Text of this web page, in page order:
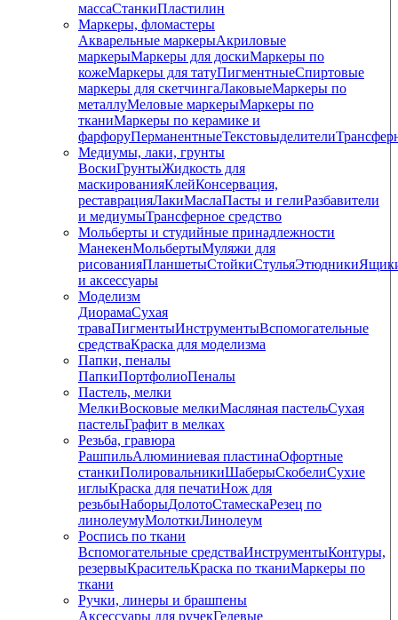
массаСтанкиПластилин
Маркеры, фломастеры
Акварельные маркерыАкриловые
маркерыМаркеры для доскиМаркеры по
кожеМаркеры для татуПигментныеCпиртовые
маркеры для скетчингаЛаковыеМаркеры по
металлуМеловые маркерыМаркеры по
тканиМаркеры по керамике и
фарфоруПерманентныеТекстовыделители
Медиумы, лаки, грунты
ВоскиГрунтыЖидкость для
маскированияКлейКонсервация,
реставрацияЛакиМаслаПасты и гелиРазбавители
и медиумыТрансферное средство
Мольберты и студийные принадлежности
МанекенМольбертыМуляжи для
рисованияПланшетыСтойкиСтульяЭтюдники
и аксессуары
Моделизм
ДиорамаСухая
траваПигментыИнструментыВспомогательные
средстваКраска для моделизма
Папки, пеналы
ПапкиПортфолиоПеналы
Пастель, мелки
МелкиВосковые мелкиМасляная пастельСухая
пастельГрафит в мелках
Резьба, гравюра
РашпильАлюминиевая пластинаОфортные
станкиПолировальникиШаберыСкобелиСухие
иглыКраска для печатиНож для
резьбыНаборыДолотоСтамескаРезец по
линолеумуМолоткиЛинолеум
Роспись по ткани
Вспомогательные средстваИнструментыКонтуры,
резервыКрасительКраска по тканиМаркеры по
ткани
Ручки, линеры и брашпены
Аксессуары для ручекГелевые